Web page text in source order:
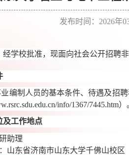
发布时间：2026
经学校批准，现面向社会公开招聘
编制人员的基本条件、待遇及招
info/1367/7445.htm）
及工作地点
助理
山东省济南市山东大学千佛山校区